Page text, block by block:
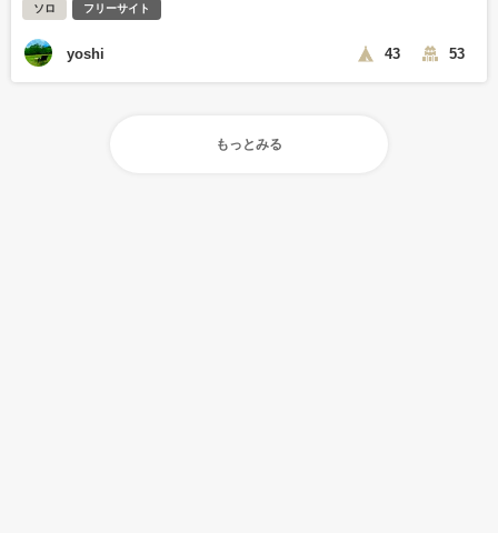
ソロ フリーサイト
yoshi 43 53
もっとみる